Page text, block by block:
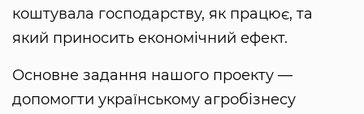
коштувала господарству, як працює, та
який приносить економічний ефект.
Основне задання нашого проекту —
допомогти українському агробізнесу